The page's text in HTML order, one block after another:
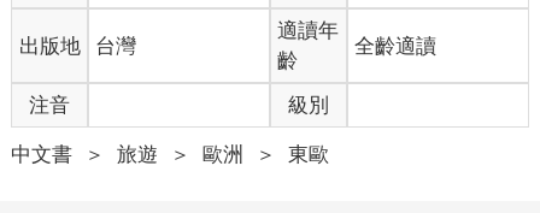
出版地 台灣
適讀年
齡
全齡適讀
注音 級別
中文書 ＞ 旅遊 ＞ 歐洲 ＞ 東歐